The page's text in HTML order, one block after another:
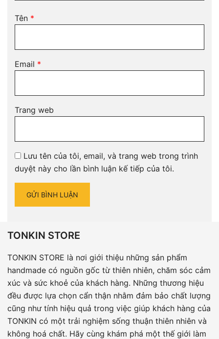
Tên *
Email *
Trang web
Lưu tên của tôi, email, và trang web trong trình
duyệt này cho lần bình luận kế tiếp của tôi.
TONKIN STORE
TONKIN STORE là nơi giới thiệu những sản phẩm
handmade có nguồn gốc từ thiên nhiên, chăm sóc cảm
xúc và sức khoẻ của khách hàng. Những thương hiệu
đều được lựa chọn cẩn thận nhằm đảm bảo chất lượng
cũng như tính hiệu quả trong việc giúp khách hàng của
TONKIN có một trải nghiệm sống thuận thiên nhiên và
không hoá chất. Hãy cùng khám phá một thế giới làm